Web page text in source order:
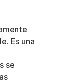
Es una
se